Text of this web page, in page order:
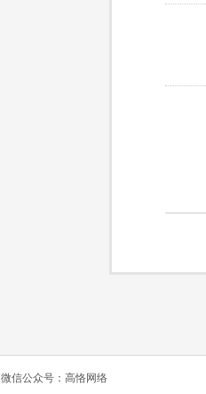
微信公众号：高恪网络